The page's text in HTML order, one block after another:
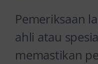
Pemeriksaan
ahli atau
memastikan